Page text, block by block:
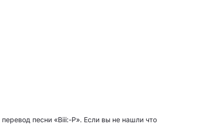
песни «Biii:-P». Если вы не нашли что